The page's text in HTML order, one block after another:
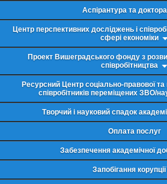
Аспірантура та
Центр перспективних досліджень і
сфері економіки
Проект Вишеградського фонду з
співробітництва
Ресурсний Центр соціально-правової та
співробітників переміщених ЗВО/
Творчий і науковий спадок
Оплата послуг
Забезпечення академічної
Запобігання корупції